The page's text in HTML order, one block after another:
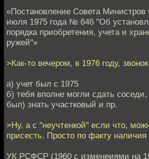
«Постановление Совета
июля 1975 года № 646 "Об
порядка приобретения, учета и
ружей"»
>Как-то вечером, в 1976 году,
а) учет был с 1975
б) тебя вполне могли сдать
был) знать участковый и пр.
>Ну, а с "неучтенкой" если что,
присесть. Просто по факту наличия
УК РСФСР (1960 с изменеиями на